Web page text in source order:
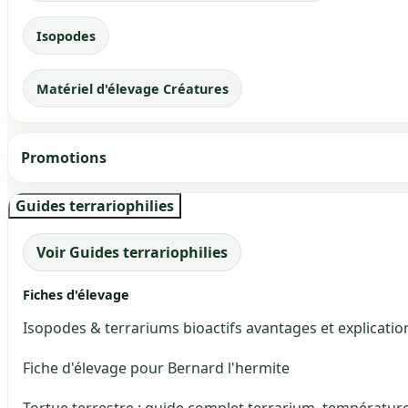
Isopodes
Matériel d'élevage Créatures
Promotions
Guides terrariophilies
Voir Guides terrariophilies
Fiches d'élevage
Isopodes & terrariums bioactifs avantages et
Fiche d'élevage pour Bernard l'hermite